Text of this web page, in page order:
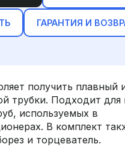
ГАРАНТИЯ И
получить плавный
трубки. Подходит для
используемых в
В комплект
и торцеватель.